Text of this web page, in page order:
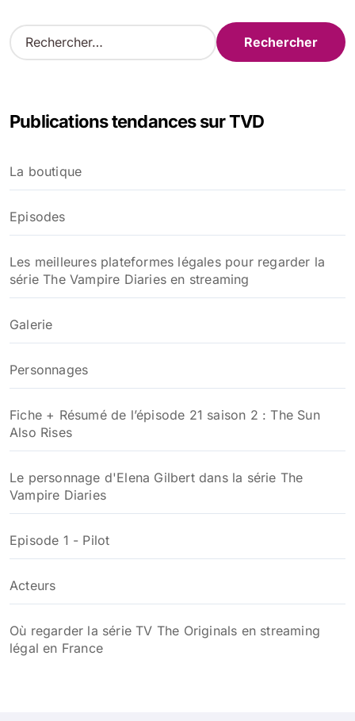
R
e
r
e
r
:
Publications tendances sur TVD
La boutique
Episodes
Les meilleures plateformes légales pour regarder la
série The Vampire Diaries en streaming
Galerie
Personnages
Fiche + Résumé de l’épisode 21 saison 2 : The Sun
Also Rises
Le personnage d'Elena Gilbert dans la série The
Vampire Diaries
Episode 1 - Pilot
Acteurs
Où regarder la série TV The Originals en streaming
légal en France